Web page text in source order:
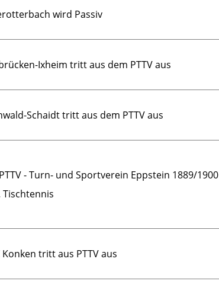
wird Passiv
Ixheim tritt aus dem PTTV aus
Schaidt tritt aus dem PTTV aus
- Turn- und Sportverein Eppstein 1889/1900
Tischtennis
Konken tritt aus PTTV aus